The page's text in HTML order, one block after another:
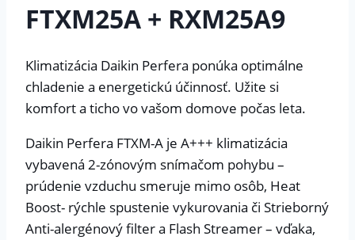
FTXM25A + RXM25A9
Klimatizácia Daikin Perfera ponúka optimálne
chladenie a energetickú účinnosť. Užite si
komfort a ticho vo vašom domove počas leta.
Daikin Perfera FTXM-A je A+++ klimatizácia
vybavená 2-zónovým snímačom pohybu –
prúdenie vzduchu smeruje mimo osôb, Heat
Boost- rýchle spustenie vykurovania či Strieborný
Anti-alergénový filter a Flash Streamer – vďaka,